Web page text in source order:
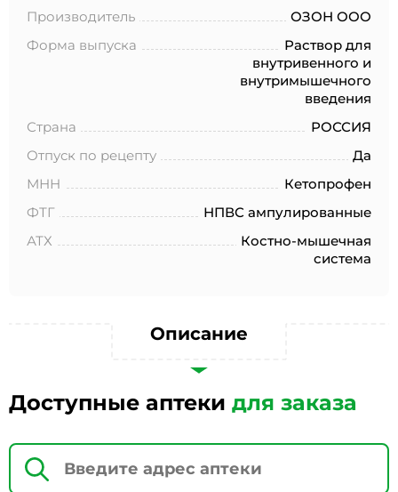
Производитель
ОЗОН ООО
Форма выпуска
Раствор для
внутривенного и
внутримышечного
введения
Страна
РОССИЯ
Отпуск по рецепту
Да
МНН
Кетопрофен
ФТГ
НПВС ампулированные
АТХ
Костно-мышечная
система
Описание
Доступные аптеки для заказа
целей, определенных в Согласии на обработку